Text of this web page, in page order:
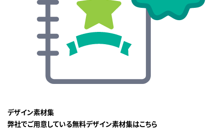
デザイン素材集
弊社でご用意している無料デザイン素材集はこちら